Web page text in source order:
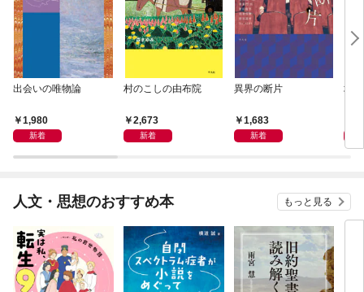
出会いの唯物論
1,980
新着
村のこしの由布院
2,673
新着
異界の断片
1,683
新着
地
人文・思想のおすすめ本 もっと見る